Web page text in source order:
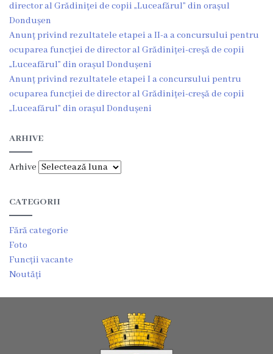
Consultări
publice
Proiecte
de
decizii
Regulamente
Acte
permisive
CISC
Eliberarea
certificatelor
adeverințelor
director al Grădiniței de copii „Luceafărul” din orașul
Dondușen
Anunț privind rezultatele etapei a II-a a concursului pentru
ocuparea funcției de director al Grădiniței-creșă de copii
„Luceafărul” din orașul Dondușeni
Anunț privind rezultatele etapei I a concursului pentru
ocuparea funcției de director al Grădiniței-creșă de copii
„Luceafărul” din orașul Dondușeni
ARHIVE
Arhive
CATEGORII
Fără categorie
Foto
Funcții vacante
Noutăți